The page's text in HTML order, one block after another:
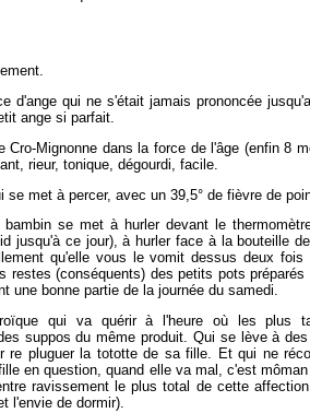
d'ange qui ne s'était jamais prononcée
ange si parfait.
Cro-Mignonne dans la force de l'âge (enfin 8
rieur, tonique, dégourdi, facile.
se met à percer, avec un 39,5° de fièvre de
se met à hurler devant le
jusqu'à ce jour), à hurler face à la bouteille
qu'elle vous le vomit dessus deux
restes (conséquents) des petits pots préparés
une bonne partie de la journée du samedi.
qui va quérir à l'heure où les plus
suppos du même produit. Qui se lève à
re pluguer la tototte de sa fille. Et qui ne
en question, quand elle va mal, c'est
ravissement le plus total de cette
l'envie de dormir).